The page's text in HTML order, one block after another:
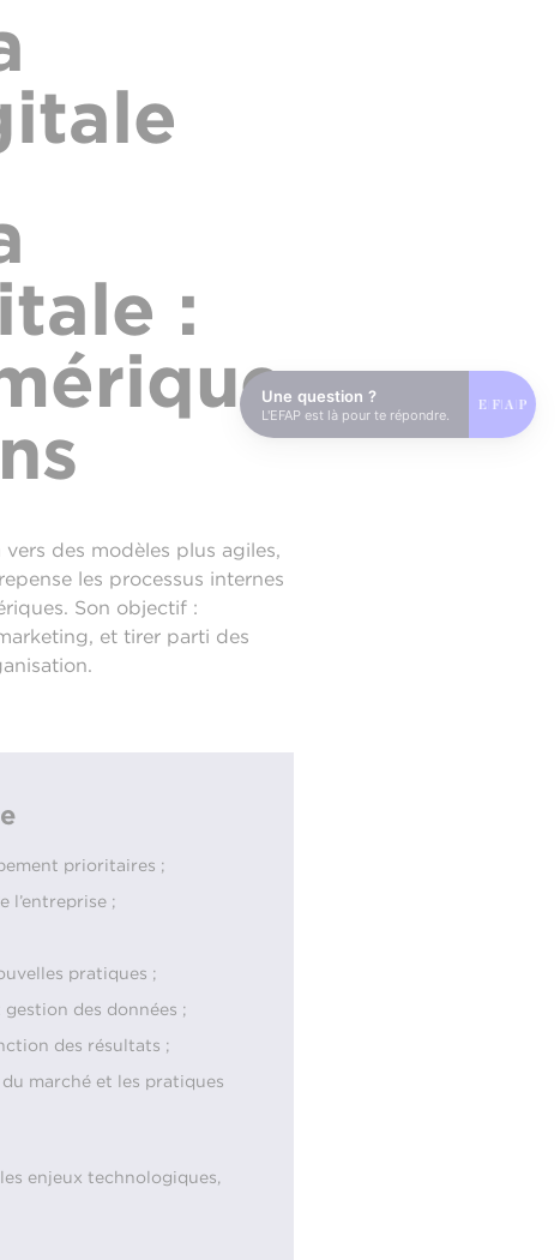
:
des modèles plus agiles,
les processus internes
Son objectif :
et tirer parti des
prioritaires ;
l’entreprise ;
pratiques ;
des données ;
des résultats ;
marché et les pratiques
enjeux technologiques,
Une question ?
L'EFAP est là pour te répondre.